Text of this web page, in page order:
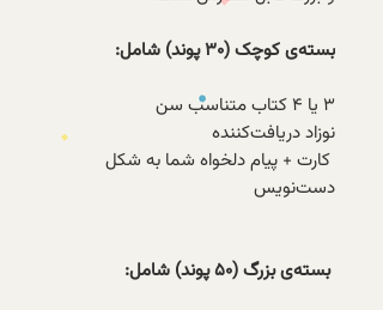
بسته‌ی کوچک (۳۰ پوند) شامل:
۳ یا ۴ کتاب متناسب سن
نوزاد دریافت‌کننده
کارت + پیام دلخواه شما به شکل
دست‌نویس
بسته‌ی بزرگ (۵۰ پوند) شامل: